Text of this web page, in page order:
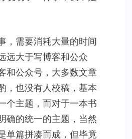
，需要消耗大量的时间
远大于写博客和公众
和公众号，大多数文章
，也没有人校稿，基本
个主题，而对于一本书
确的统一的主题，当然
单篇拼凑而成，但毕竟